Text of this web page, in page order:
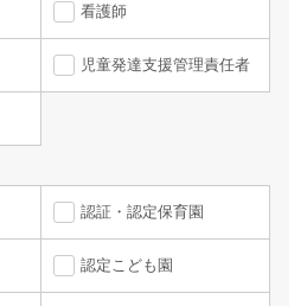
看護師
児童発達支援管理責任者
認証・認定保育園
認定こども園